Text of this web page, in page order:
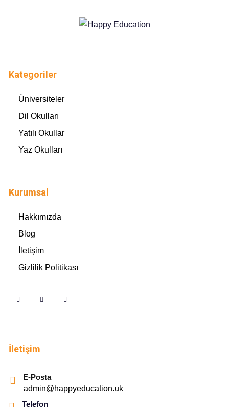
Kategoriler
Üniversiteler
Dil Okulları
Yatılı Okullar
Yaz Okulları
Kurumsal
Hakkımızda
Blog
İletişim
Gizlilik Politikası
İletişim
E-Posta
admin@happyeducation.uk
Telefon